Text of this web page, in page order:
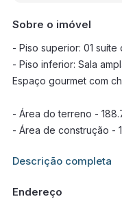
Sobre o imóvel
- Piso superior: 01 suíte
- Piso inferior: Sala
Espaço gourmet com
- Área do terreno -
- Área de construção -
Informações adicionais
Descrição completa
Endereço